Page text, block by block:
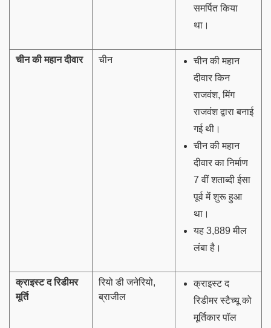
समर्पित किया
था।
चीन की महान दीवार चीन
चीन की महान
दीवार किन
राजवंश, मिंग
राजवंश द्वारा बनाई
गई थी।
चीन की महान
दीवार का निर्माण
7 वीं शताब्दी ईसा
पूर्व में शुरू हुआ
था।
यह 3,889 मील
लंबा है।
क्राइस्ट द रिडीमर
मूर्ति
रियो डी जनेरियो,
ब्राजील
क्राइस्ट द
रिडीमर स्टैच्यू को
मूर्तिकार पॉल